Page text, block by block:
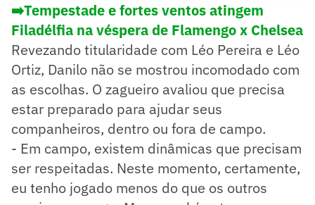
➡️Tempestade e fortes ventos atingem
Filadélfia na véspera de Flamengo x Chelsea
Revezando titularidade com Léo Pereira e Léo
Ortiz, Danilo não se mostrou incomodado com
as escolhas. O zagueiro avaliou que precisa
estar preparado para ajudar seus
companheiros, dentro ou fora de campo.
- Em campo, existem dinâmicas que precisam
ser respeitadas. Neste momento, certamente,
eu tenho jogado menos do que os outros